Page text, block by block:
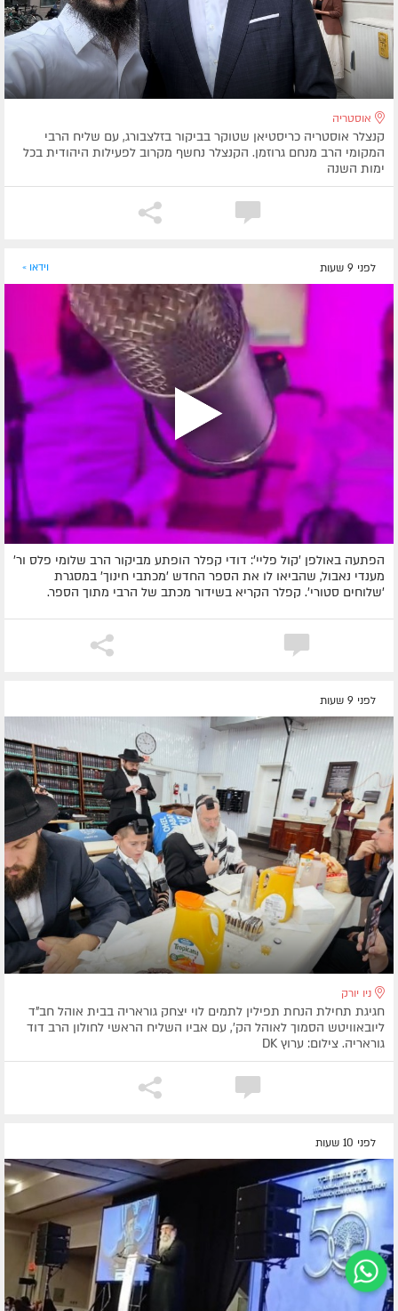
אוסטריה
קנצלר אוסטריה כריסטיאן שטוקר בביקור בזלצבורג, עם שליח הרבי
המקומי הרב מנחם גרוזמן. הקנצלר נחשף מקרוב לפעילות היהודית בכל
ימות השנה
לפני 9 שעות וידאו »
הפתעה באולפן 'קול פליי': דודי קפלר הופתע מביקור הרב שלומי פלס ור'
מענדי נאבול, שהביאו לו את הספר החדש 'מכתבי חינוך' במסגרת
'שלוחים סטורי'. קפלר הקריא בשידור מכתב של הרבי מתוך הספר.
לפני 9 שעות
ניו יורק
חגיגת תחילת הנחת תפילין לתמים לוי יצחק גוראריה בבית אוהל חב"ד
ליובאוויטש הסמוך לאוהל הק', עם אביו השליח הראשי לחולון הרב דוד
גוראריה. צילום: ערוץ DK
לפני 10 שעות